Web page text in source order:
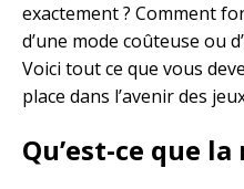
exactement ? Comment
d’une mode coûteuse ou
Voici tout ce que vous
place dans l’avenir des
Qu’est-ce que